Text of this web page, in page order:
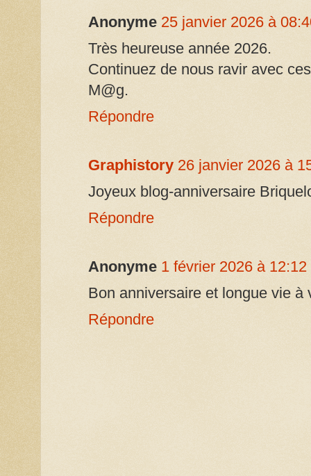
Anonyme 25 janvier 2026 à
Très heureuse année 2026.
Continuez de nous ravir avec
M@g.
Répondre
Graphistory 26 janvier 2026 à
Joyeux blog-anniversaire
Répondre
Anonyme 1 février 2026 à 12:12
Bon anniversaire et longue vie à
Répondre